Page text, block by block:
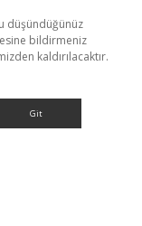
düşündüğünüz
bildirmeniz
kaldırılacaktır.